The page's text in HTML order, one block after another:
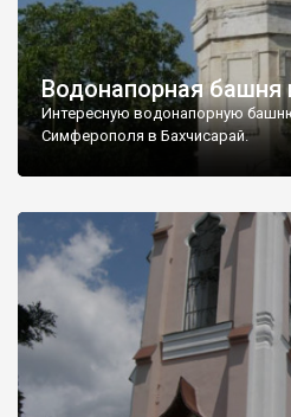
Водонапорная башня
Интересную водонапорную
Симферополя в Бахчисарай.